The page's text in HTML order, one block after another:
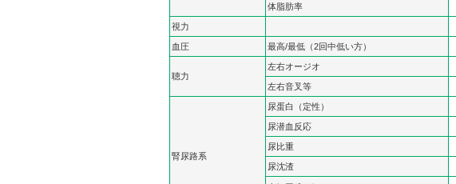
体脂肪率
視力
血圧 最高/最低（2回中低い方）
聴力
左右オージオ
左右音叉等
腎尿路系
尿蛋白（定性）
尿潜血反応
尿比重
尿沈渣